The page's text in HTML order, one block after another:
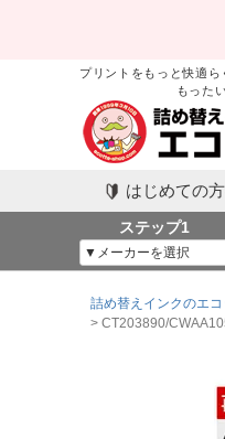
プリントをもっと快適ら
もった
はじめての
ステップ1
詰め替えインクのエコ
CT203890/